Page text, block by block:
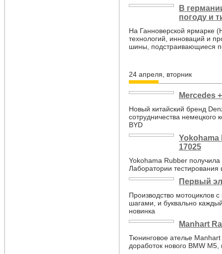
В
погоду и
На Ганноверской ярмарке
технологий, инноваций и
шины, подстраивающиеся
24 апреля, вторник
Mercedes
Новый китайский бренд
сотрудничества немецкого
BYD
Yokohama
17025
Yokohama Rubber
Лаборатории тестирования
Первый
Производство мотоциклов
шагами, и буквально
новинка
Manhart
Тюнинговое ателье
доработок нового BMW